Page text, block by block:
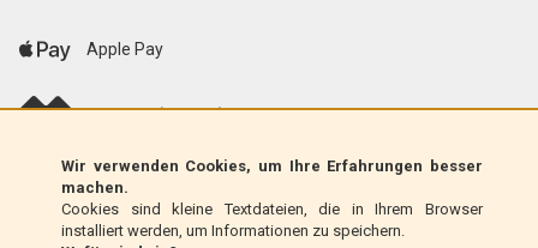
Wir verwenden Cookies, um Ihre Erfahrungen besser
machen.
Cookies sind kleine Textdateien, die in Ihrem Browser
installiert werden, um Informationen zu speichern.
Apple Pay
scalapay (EU only)
Klarna (nur EU)